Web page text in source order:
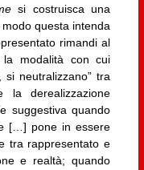
si costruisca una
questa intenda
rimandi al
la modalità con cui
si neutralizzano” tra
derealizzazione
suggestiva quando
[…] pone in essere
tra rappresentato e
e realtà; quando